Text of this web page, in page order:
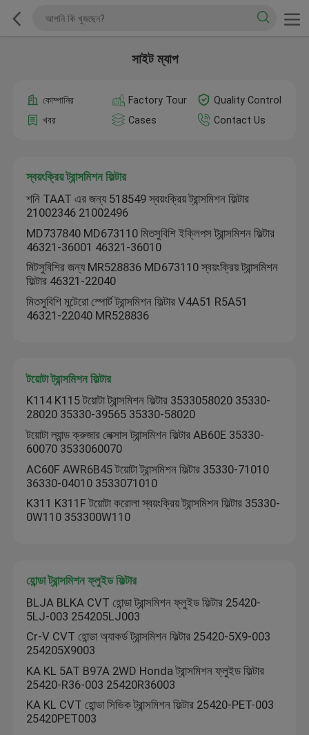
সাইট ম্যাপ
কোম্পানির Factory Tour
Quality Control
খবর
Cases Contact Us
স্বয়ংক্রিয় ট্রান্সমিশন ফিল্টার
শনি TAAT এর জন্য 518549 স্বয়ংক্রিয় ট্রান্সমিশন ফিল্টার
21002346 21002496
MD737840 MD673110 মিতসুবিশি ইক্লিপস ট্রান্সমিশন ফিল্টার
46321-36001 46321-36010
মিটসুবিশির জন্য MR528836 MD673110 স্বয়ংক্রিয় ট্রান্সমিশন
ফিল্টার 46321-22040
মিতসুবিশি মন্টেরো স্পোর্ট ট্রান্সমিশন ফিল্টার V4A51 R5A51
46321-22040 MR528836
টয়োটা ট্রান্সমিশন ফিল্টার
K114 K115 টয়োটা ট্রান্সমিশন ফিল্টার 3533058020 35330-
28020 35330-39565 35330-58020
টয়োটা ল্যান্ড ক্রুজার লেক্সাস ট্রান্সমিশন ফিল্টার AB60E 35330-
60070 3533060070
AC60F AWR6B45 টয়োটা ট্রান্সমিশন ফিল্টার 35330-71010
36330-04010 3533071010
K311 K311F টয়োটা করোলা স্বয়ংক্রিয় ট্রান্সমিশন ফিল্টার 35330-
0W110 353300W110
হোন্ডা ট্রান্সমিশন ফ্লুইড ফিল্টার
BLJA BLKA CVT হোন্ডা ট্রান্সমিশন ফ্লুইড ফিল্টার 25420-
5LJ-003 254205LJ003
Cr-V CVT হোন্ডা অ্যাকর্ড ট্রান্সমিশন ফিল্টার 25420-5X9-003
254205X9003
KA KL 5AT B97A 2WD Honda ট্রান্সমিশন ফ্লুইড ফিল্টার
25420-R36-003 25420R36003
KA KL CVT হোন্ডা সিভিক ট্রান্সমিশন ফিল্টার 25420-PET-003
25420PET003